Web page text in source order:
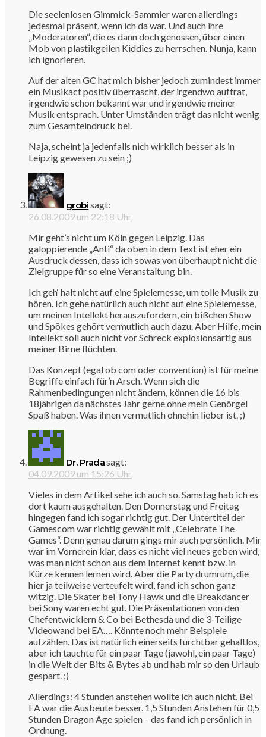
Die seelenlosen Gimmick-Sammler waren allerdings
jedesmal präsent, wenn ich da war. Und auch ihre
„Moderatoren“, die es dann doch genossen, über einen
Mob von plastikgeilen Kiddies zu herrschen. Nunja, kann
ich ignorieren.
Auf der alten GC hat mich bisher jedoch zumindest immer
ein Musikact positiv überrascht, der irgendwo auftrat,
irgendwie schon bekannt war und irgendwie meiner
Musik entsprach. Unter Umständen trägt das nicht wenig
zum Gesamteindruck bei.
Naja, scheint ja jedenfalls nich wirklich besser als in
Leipzig gewesen zu sein ;)
grobisagt:
26.08.2009 um 22:18 Uhr
Mir geht’s nicht um Köln gegen Leipzig. Das
galoppierende „Anti“ da oben in dem Text ist eher ein
Ausdruck dessen, dass ich sowas von überhaupt nicht die
Zielgruppe für so eine Veranstaltung bin.
Ich geh‘ halt nicht auf eine Spielemesse, um tolle Musik zu
hören. Ich gehe natürlich auch nicht auf eine Spielemesse,
um meinen Intellekt herauszufordern, ein bißchen Show
und Spökes gehört vermutlich auch dazu. Aber Hilfe, mein
Intellekt soll auch nicht vor Schreck explosionsartig aus
meiner Birne flüchten.
Das Konzept (egal ob com oder convention) ist für meine
Begriffe einfach für’n Arsch. Wenn sich die
Rahmenbedingungen nicht ändern, können die 16 bis
18jährigen da nächstes Jahr gerne ohne mein Genörgel
Spaß haben. Was ihnen vermutlich ohnehin lieber ist. ;)
Dr. Pradasagt:
04.09.2009 um 15:26 Uhr
Vieles in dem Artikel sehe ich auch so. Samstag hab ich es
dort kaum ausgehalten. Den Donnerstag und Freitag
hingegen fand ich sogar richtig gut. Der Untertitel der
Gamescom war richtig gewählt mit „Celebrate The
Games“. Denn genau darum gings mir auch persönlich. Mir
war im Vornerein klar, dass es nicht viel neues geben wird,
was man nicht schon aus dem Internet kennt bzw. in
Kürze kennen lernen wird. Aber die Party drumrum, die
hier ja teilweise verteufelt wird, fand ich schon ganz
witzig. Die Skater bei Tony Hawk und die Breakdancer
bei Sony waren echt gut. Die Präsentationen von den
Chefentwicklern & Co bei Bethesda und die 3-Teilige
Videowand bei EA…. Könnte noch mehr Beispiele
aufzählen. Das ist natürlich einerseits furchtbar gehaltlos,
aber ich tauchte für ein paar Tage (jawohl, ein paar Tage)
in die Welt der Bits & Bytes ab und hab mir so den Urlaub
gespart. ;)
Allerdings: 4 Stunden anstehen wollte ich auch nicht. Bei
EA war die Ausbeute besser. 1,5 Stunden Anstehen für 0,5
Stunden Dragon Age spielen – das fand ich persönlich in
Ordnung.